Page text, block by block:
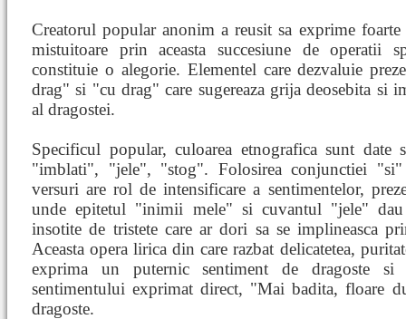
Creatorul popular anonim a reusit sa exprime
mistuitoare prin aceasta succesiune de operatii
constituie o alegorie. Elementel care dezvaluie
drag" si "cu drag" care sugereaza grija deosebita si
al dragostei.
Specificul popular, culoarea etnografica sunt date
"imblati", "jele", "stog". Folosirea conjunctiei
versuri are rol de intensificare a sentimentelor,
unde epitetul "inimii mele" si cuvantul "jele" dau
insotite de tristete care ar dori sa se implineasca
Aceasta opera lirica din care razbat delicatetea,
exprima un puternic sentiment de dragoste si
sentimentului exprimat direct, "Mai badita, floare
dragoste.